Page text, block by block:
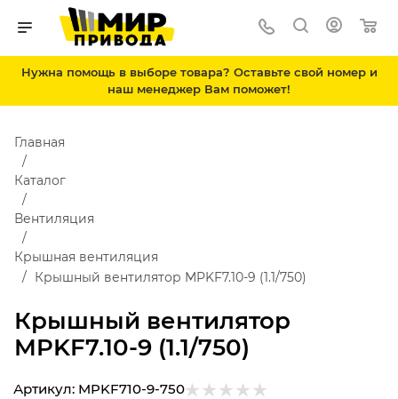
Нужна помощь в выборе товара? Оставьте свой номер и
наш менеджер Вам поможет!
Крышный вентилятор
MPKF7.10-9 (1.1/750)
Главная
Каталог
Вентиляция
Крышная вентиляция
Крышный вентилятор MPKF7.10-9 (1.1/750)
Артикул: MPKF710-9-750